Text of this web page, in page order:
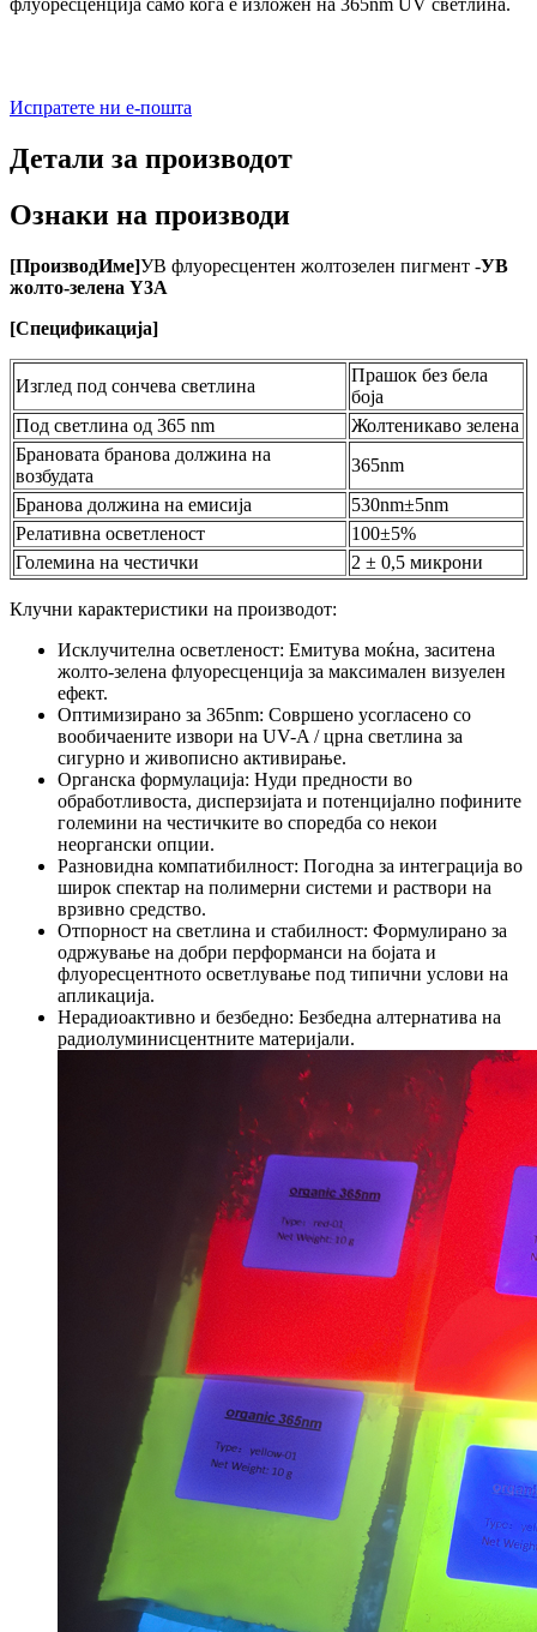
флуоресценција само кога е изложен на 365nm UV светлина.
Испратете ни е-пошта
Детали за производот
Ознаки на производи
[ПроизводИме]УВ флуоресцентен жолтозелен пигмент -УВ
жолто-зелена Y3A
[Спецификација]
Изглед под сончева светлина
Прашок без бела
боја
Под светлина од 365 nm
Жолтеникаво зелена
Брановата бранова должина на
возбудата
365nm
Бранова должина на емисија
530nm±5nm
Релативна осветленост
100±5%
Големина на честички
2 ± 0,5 микрони
Клучни карактеристики на производот:
Исклучителна осветленост: Емитува моќна, заситена
жолто-зелена флуоресценција за максимален визуелен
ефект.
Оптимизирано за 365nm: Совршено усогласено со
вообичаените извори на UV-A / црна светлина за
сигурно и живописно активирање.
Органска формулација: Нуди предности во
обработливоста, дисперзијата и потенцијално пофините
големини на честичките во споредба со некои
неоргански опции.
Разновидна компатибилност: Погодна за интеграција во
широк спектар на полимерни системи и раствори на
врзивно средство.
Отпорност на светлина и стабилност: Формулирано за
одржување на добри перформанси на бојата и
флуоресцентното осветлување под типични услови на
апликација.
Нерадиоактивно и безбедно: Безбедна алтернатива на
радиолуминисцентните материјали.